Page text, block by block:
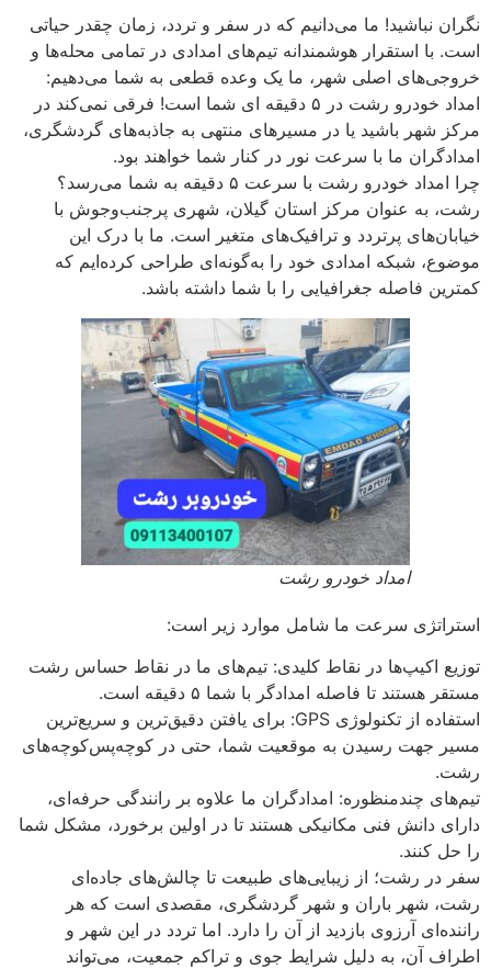
نگران نباشید! ما می‌دانیم که در سفر و تردد، زمان چقدر حیاتی
است. با استقرار هوشمندانه تیم‌های امدادی در تمامی محله‌ها و
خروجی‌های اصلی شهر، ما یک وعده قطعی به شما می‌دهیم:
امداد خودرو رشت در ۵ دقیقه ای شما است! فرقی نمی‌کند در
مرکز شهر باشید یا در مسیرهای منتهی به جاذبه‌های گردشگری،
امدادگران ما با سرعت نور در کنار شما خواهند بود.
چرا امداد خودرو رشت با سرعت ۵ دقیقه به شما می‌رسد؟
رشت، به عنوان مرکز استان گیلان، شهری پرجنب‌وجوش با
خیابان‌های پرتردد و ترافیک‌های متغیر است. ما با درک این
موضوع، شبکه امدادی خود را به‌گونه‌ای طراحی کرده‌ایم که
کمترین فاصله جغرافیایی را با شما داشته باشد.
امداد خودرو رشت
استراتژی سرعت ما شامل موارد زیر است:
توزیع اکیپ‌ها در نقاط کلیدی: تیم‌های ما در نقاط حساس رشت
مستقر هستند تا فاصله امدادگر با شما ۵ دقیقه است.
استفاده از تکنولوژی GPS: برای یافتن دقیق‌ترین و سریع‌ترین
مسیر جهت رسیدن به موقعیت شما، حتی در کوچه‌پس‌کوچه‌های
رشت.
تیم‌های چندمنظوره: امدادگران ما علاوه بر رانندگی حرفه‌ای،
دارای دانش فنی مکانیکی هستند تا در اولین برخورد، مشکل شما
را حل کنند.
سفر در رشت؛ از زیبایی‌های طبیعت تا چالش‌های جاده‌ای
رشت، شهر باران و شهر گردشگری، مقصدی است که هر
راننده‌ای آرزوی بازدید از آن را دارد. اما تردد در این شهر و
اطراف آن، به دلیل شرایط جوی و تراکم جمعیت، می‌تواند